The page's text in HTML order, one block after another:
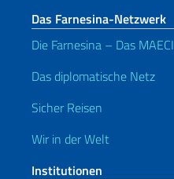
Das Farnesina-Netzwerk
Die Farnesina – Das MAECI
Das diplomatische Netz
Sicher Reisen
Wir in der Welt
Institutionen